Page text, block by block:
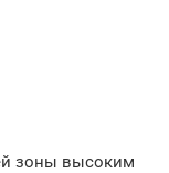
зоны высоким